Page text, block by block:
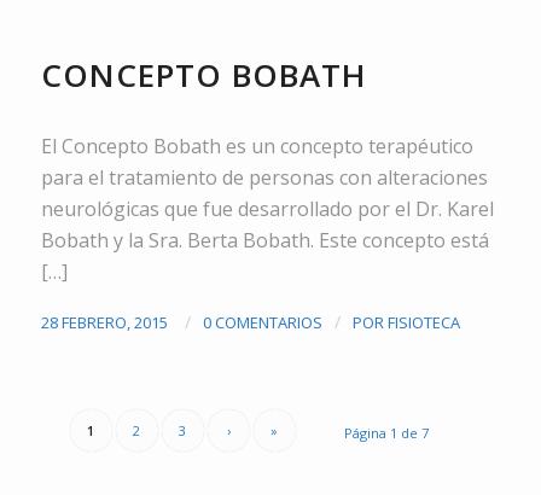
CONCEPTO BOBATH
El Concepto Bobath es un concepto terapéutico
para el tratamiento de personas con alteraciones
neurológicas que fue desarrollado por el Dr. Karel
Bobath y la Sra. Berta Bobath. Este concepto está
[…]
28 FEBRERO, 2015 / 0 COMENTARIOS / PORFISIOTECA
Página 1 de 7
1 2 3 › »